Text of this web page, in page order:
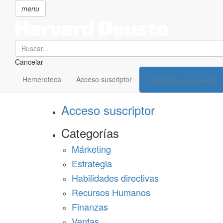
menu
Search
Cancelar
Hemeroteca Acceso suscriptor Suscríbete a la revista
SECCIONES
Suscríbete a Harvard Deusto
Acceso suscriptor
Categorías
Márketing
Estrategia
Habilidades directivas
Recursos Humanos
Finanzas